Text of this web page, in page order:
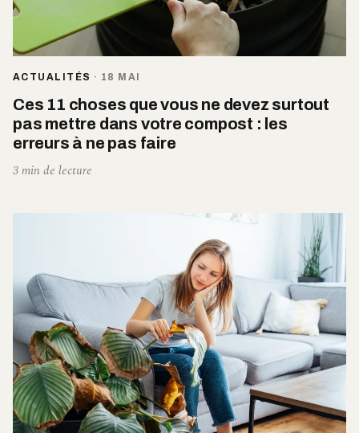
ACTUALITÉS · 18 MAI
Ces 11 choses que vous ne devez surtout
pas mettre dans votre compost : les
erreurs à ne pas faire
3 min de lecture